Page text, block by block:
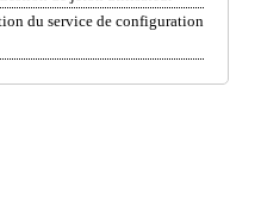
du service de configuration